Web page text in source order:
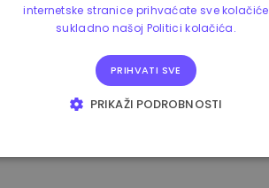
1.190000 € -2.10%
internetske stranice prihvaćate sve kolačiće
sukladno našoj Politici kolačića.
PRIHVATI SVE
PRIKAŽI PODROBNOSTI